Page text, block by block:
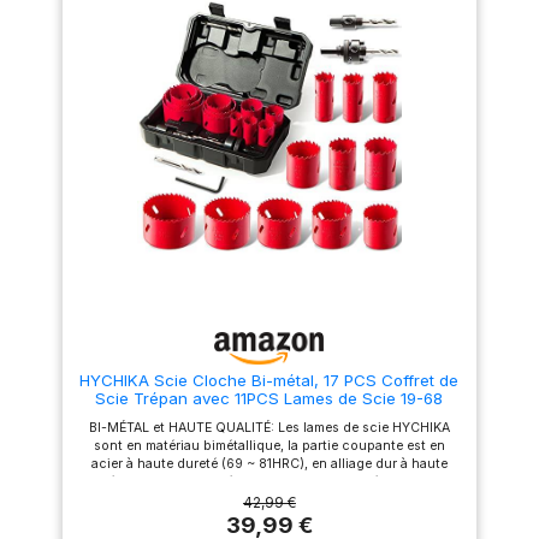
les métaux Contenu de la
livraison : Coffret de scies
trépans PRO Multi Material PC
Plus, 14 pièces
rapide
HYCHIKA Scie Cloche Bi-métal, 17 PCS Coffret de
Scie Trépan avec 11PCS Lames de Scie 19-68
mm, Profondeur de Coupe: 40 mm, Parfaite pour
Percer Le Bois, Les Panneaux PVC et Le Métal
BI-MÉTAL et HAUTE QUALITÉ: Les lames de scie HYCHIKA
sont en matériau bimétallique, la partie coupante est en
acier à haute dureté (69 ~ 81HRC), en alliage dur à haute
résistance, 2 mm d'épaisseur.Le produit présente les
avantages de résister à une coupe thermique élevée sans
déformation et une longue durée de vie HAUTE PRÉCISION
42,99 €
39,99 €